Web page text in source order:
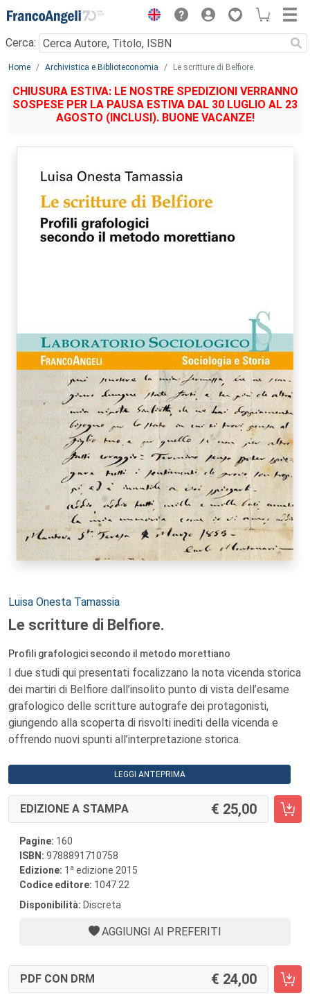
Menu
Cerca:
Main content
Home Archivistica e Biblioteconomia Le scritture di Belfiore.
CHIUSURA ESTIVA: LE NOSTRE SPEDIZIONI VERRANNO
SOSPESE PER LA PAUSA ESTIVA DAL 30 LUGLIO AL 23
AGOSTO (INCLUSI). BUONE VACANZE!
Autori:
Luisa Onesta Tamassia
Le scritture di Belfiore.
Profili grafologici secondo il metodo morettiano
I due studi qui presentati focalizzano la nota vicenda storica
dei martiri di Belfiore dall’insolito punto di vista dell’esame
grafologico delle scritture autografe dei protagonisti,
giungendo alla scoperta di risvolti inediti della vicenda e
offrendo nuovi spunti all’interpretazione storica.
LEGGI ANTEPRIMA
EDIZIONE A STAMPA 25,00
Pagine: 160
ISBN: 9788891710758
Edizione: 1 a edizione 2015
Codice editore: 1047.22
Disponibilità: Discreta
AGGIUNGI AI PREFERITI
PDF CON DRM 24,00